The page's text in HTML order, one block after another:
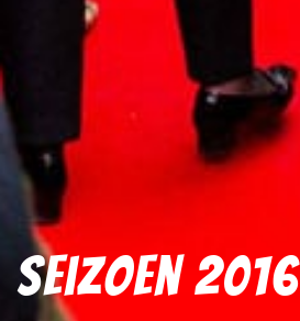
Seizoen 2016